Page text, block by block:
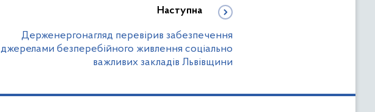
Наступна
Держенергонагляд перевірив забезпечення
джерелами безперебійного живлення соціально
важливих закладів Львівщини